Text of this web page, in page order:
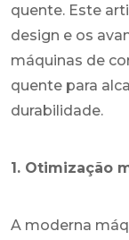
quente. Este
design e os
máquinas de
quente para
durabilidade.
1. Otimização
A moderna